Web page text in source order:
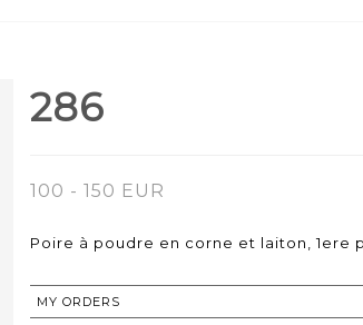
286
100 - 150 EUR
Poire à poudre en corne et laiton, 1ere
MY ORDERS